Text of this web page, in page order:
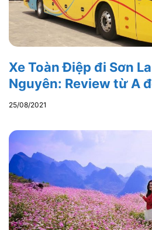
Xe Toàn Điệp đi Sơn
Nguyên: Review từ A
25/08/2021